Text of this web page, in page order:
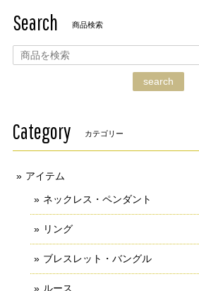
Search 商品検索
search
Category カテゴリー
アイテム
ネックレス・ペンダント
リング
ブレスレット・バングル
ルース